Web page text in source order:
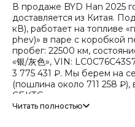
В продаже BYD Han 2025
доставляется из Китая.
кВ), работает на топливе
phev)» в паре с коробкой
пробег: 22500 км,
«银/灰色», VIN:
3 775 431 ₽. Мы берем на
(пошлина около 711 258
СБКТС.
Читать полностью